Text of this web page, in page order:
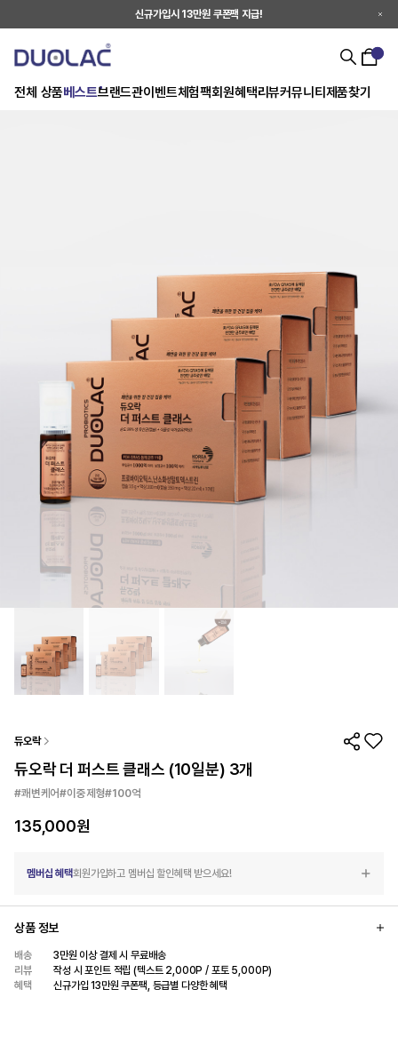
신규가입시 13만원 쿠폰팩 지급!
전체 상품베스트브랜드관이벤트체험팩회원혜택리뷰커뮤니티 제품찾기
듀오락
듀오락 더 퍼스트 클래스 (10일분) 3개
#쾌변케어#이중제형#100억
135,000원
멤버십 혜택회원가입하고 멤버십 할인혜택 받으세요!
상품 정보
배송
3만원 이상 결제 시 무료배송
리뷰
작성 시 포인트 적립 (텍스트 2,000P / 포토 5,000P)
혜택
신규가입 13만원 쿠폰팩, 등급별 다양한 혜택